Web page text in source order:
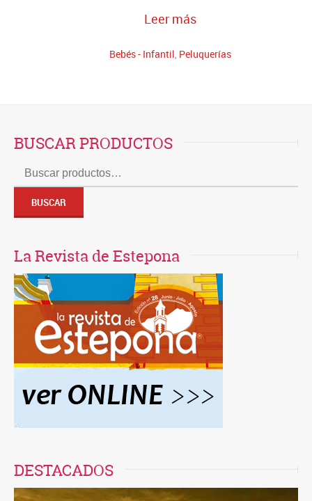
Leer más
Bebés - Infantil, Peluquerías
BUSCAR PRODUCTOS
Buscar
por:
BUSCAR
La Revista de Estepona
DESTACADOS